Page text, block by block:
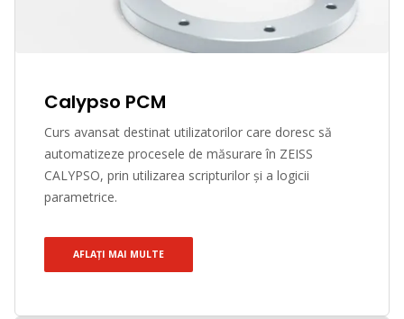
Calypso PCM
Curs avansat destinat utilizatorilor care doresc să
automatizeze procesele de măsurare în ZEISS
CALYPSO, prin utilizarea scripturilor și a logicii
parametrice.
AFLAȚI MAI MULTE